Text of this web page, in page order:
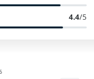
4.4/5
schreiben